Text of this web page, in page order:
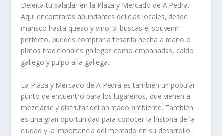
Deleita tu paladar en la Plaza y Mercado de A Pedra.
Aquí encontrarás abundantes delicias locales, desde
marisco hasta queso y vino. Si buscas el souvenir
perfecto, puedes comprar artesanía hecha a mano o
platos tradicionales gallegos como empanadas, caldo
gallego y pulpo a la gallega.
La Plaza y Mercado de A Pedra es también un popular
punto de encuentro para los lugareños, que vienen a
mezclarse y disfrutar del animado ambiente. También
es una gran oportunidad para conocer la historia de la
ciudad y la importancia del mercado en su desarrollo.